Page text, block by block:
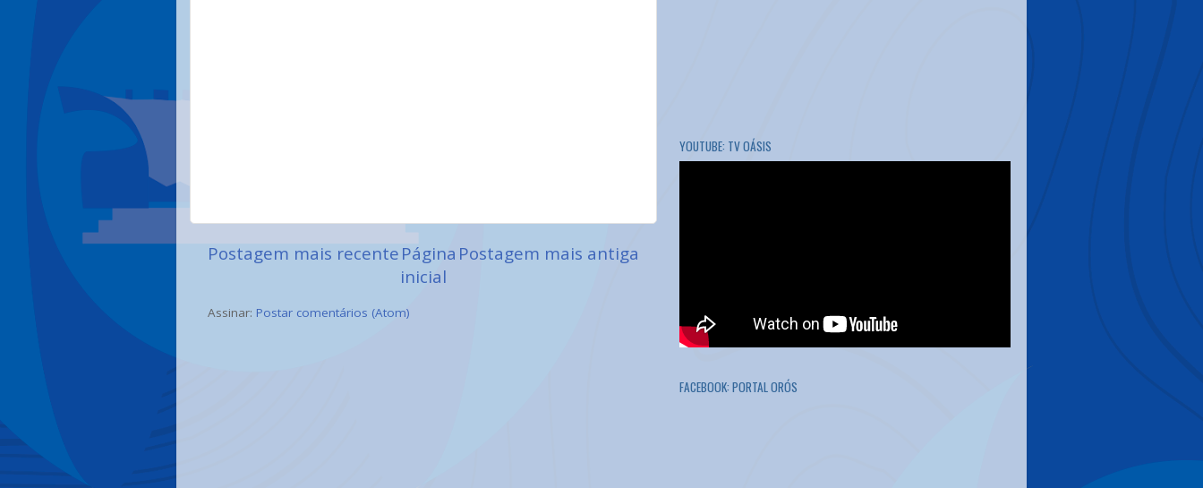
Postagem mais recente Postagem mais antiga
Página
inicial
Assinar: Postar comentários (Atom)
YOUTUBE: TV OÁSIS
FACEBOOK: PORTAL ORÓS